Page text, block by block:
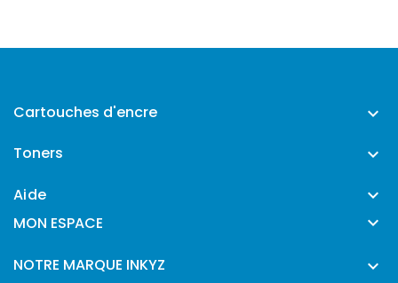
Cartouches d'encre 
Toners 
Aide 
MON ESPACE 
NOTRE MARQUE INKYZ 